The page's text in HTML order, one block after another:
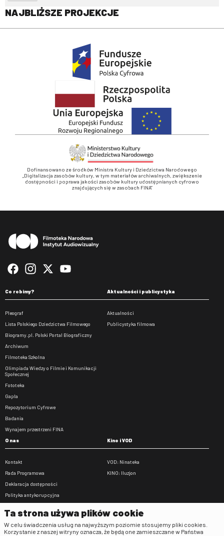
NAJBLIŻSZE PROJEKCJE
Dofinansowano ze środków Ministra Kultury i Dziedzictwa Narodowego
„Digitalizacja zasobów kultury, w tym materiałów archiwalnych, zwiększenie
dostępności i poprawa jakości zasobów kultury udostępnianych cyfrowo
znajdujących się w zasobach FINA”
Co robimy?
Pleograf
Lista Polskiego Dziedzictwa Filmowego
Biogramy.pl. Polski Portal Biograficzny
Archiwum
Filmoteka Szkolna
Olimpiada Wiedzy o Filmie i Komunikacji
Społecznej
Fototeka
Gapla
Repozytorium Cyfrowe
Badania
Wynajem przestrzeni FINA
Aktualności i publicystyka
Aktualności
Publicystyka filmowa
O nas
Kontakt
Rada Programowa
Deklaracja dostępności
Polityka antykorupcyjna
Zamówienia publiczne
Praca w FINA
Kino i VOD
VOD: Ninateka
KINO: Iluzjon
Ta strona używa plików cookie
W celu świadczenia usług na najwyższym poziomie stosujemy pliki cookies.
Korzystanie z naszej witryny oznacza, że będą one zamieszczane w Państwa